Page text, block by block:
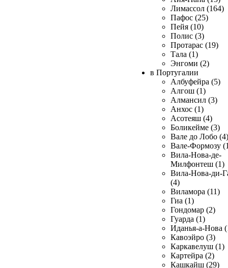
Лимассол (164)
Пафос (25)
Пейя (10)
Полис (3)
Протарас (19)
Тала (1)
Энгоми (2)
в Португалии
Албуфейра (5)
Алгош (1)
Алмансил (3)
Анхос (1)
Асотеяш (4)
Боликейме (3)
Вале до Лобо (4)
Вале-Формозу
Вила-Нова-де-
Милфонтеш (1)
Вила-Нова-ди-
(4)
Виламора (11)
Гиа (1)
Гондомар (2)
Гуарда (1)
Иданья-а-Нова
Кавоэйро (3)
Каркавелуш (1)
Картейра (2)
Кашкайш (29)